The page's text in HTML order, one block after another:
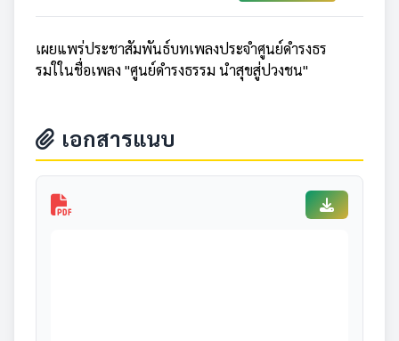
เผยแพร่ประชาสัมพันธ์บทเพลงประจำศูนย์ดำรงธร
รมใในชื่อเพลง "ศูนย์ดำรงธรรม นำสุขสู่ปวงชน"
เอกสารแนบ